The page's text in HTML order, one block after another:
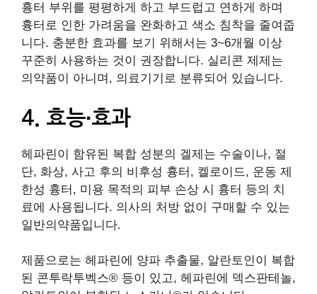
흉터 부위를 평평하게 하고 부드럽고 연하게 하며
흉터로 인한 가려움을 완화하고 색소 침착을 줄여줍
니다. 충분한 효과를 보기 위해서는 3~6개월 이상
꾸준히 사용하는 것이 권장합니다. 실리콘 제제는
의약품이 아니며, 의료기기로 분류되어 있습니다.
4. 효능∙효과
헤파린이 함유된 복합 성분의 겔제는 수술이나, 절
단, 화상, 사고 후의 비후성 흉터, 켈로이드, 운동 제
한성 흉터, 미용 목적의 피부 손상 시 흉터 등의 치
료에 사용됩니다. 의사의 처방 없이 구매할 수 있는
일반의약품입니다.
제품으로는 헤파린에 양파 추출물, 알란토인이 복합
된 콘투락투벡스® 등이 있고, 헤파린에 덱스판테놀,